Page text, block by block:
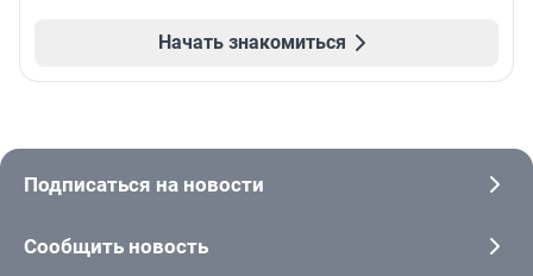
Начать знакомиться
Подписаться на новости
Сообщить новость